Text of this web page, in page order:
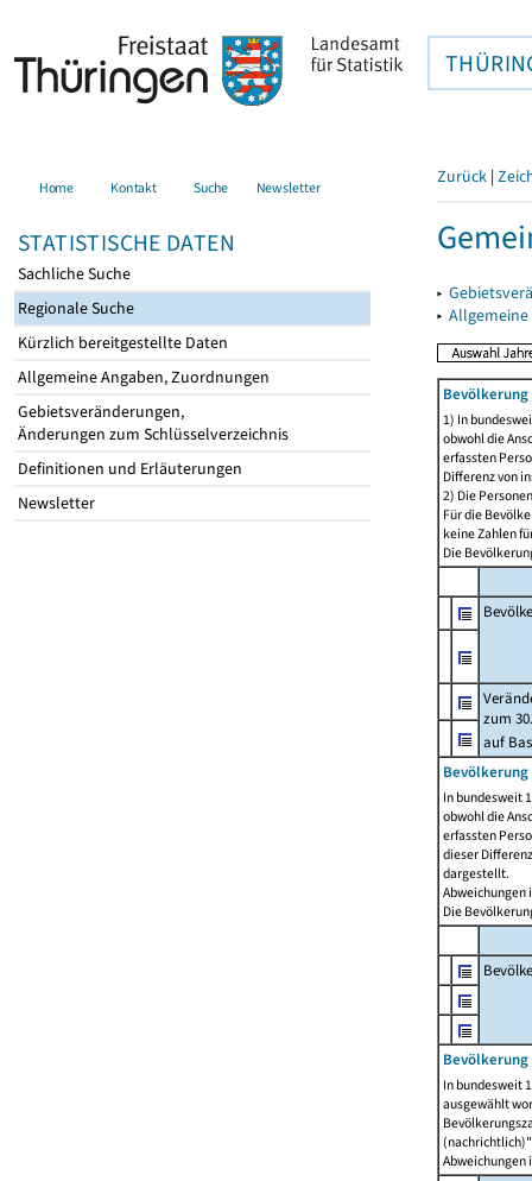
Home Kontakt Suche Newsletter
STATISTISCHE DATEN
Sachliche Suche
Regionale Suche
Kürzlich bereitgestellte Daten
Allgemeine Angaben, Zuordnungen
Gebietsveränderungen,
Änderungen zum Schlüsselverzeichnis
Definitionen und Erläuterungen
Newsletter
Zurück |
▸
▸
1) In
obwohl die
erfassten
Differenz von
2) Die
Für die
keine Zahlen
Die
zum
auf
Bevölkerung
In bundesweit
obwohl die
erfassten
dieser
dargestellt.
Abweichungen
Die
In bundesweit
ausgewählt
Abweichungen